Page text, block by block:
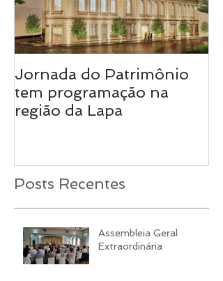
Jornada do Patrimônio
tem programação na
região da Lapa
Posts Recentes
Assembleia Geral
Extraordinária